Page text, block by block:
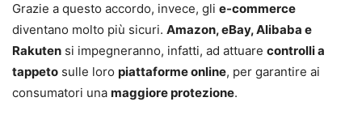
Grazie a questo accordo, invece, gli e-commerce
diventano molto più sicuri. Amazon, eBay, Alibaba e
Rakuten si impegneranno, infatti, ad attuare controlli a
tappeto sulle loro piattaforme online, per garantire ai
consumatori una maggiore protezione.